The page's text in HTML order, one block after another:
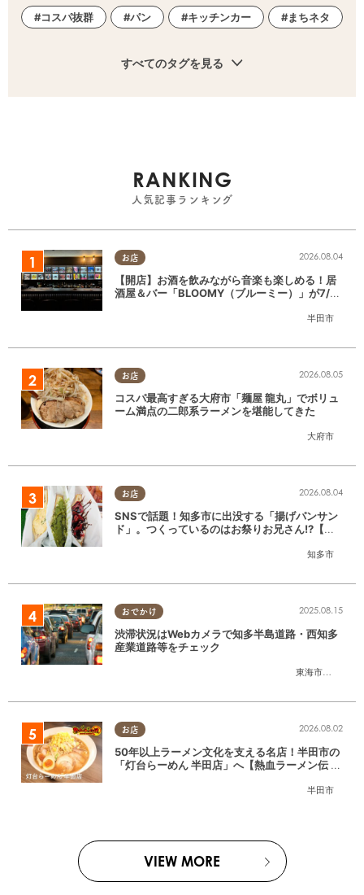
コスパ抜群 パン キッチンカー まちネタ
すべてのタグを見る
RANKING
人気記事ランキング
お店
半田市
2026.08.04
【開店】お酒を飲みながら音楽も楽しめる！居
酒屋＆バー「BLOOMY（ブルーミー）」が7/3
お店
大府市
2026.08.05
コスパ最高すぎる大府市「麺屋 龍丸」でボリュ
ーム満点の二郎系ラーメンを堪能してきた
お店
知多市
2026.08.04
SNSで話題！知多市に出没する「揚げパンサン
ド」。つくっているのはお祭りお兄さん!?【ち
おでかけ
東海市
,大府市
2025.08.15
渋滞状況はWebカメラで知多半島道路・西知多
産業道路等をチェック
お店
半田市
2026.08.02
50年以上ラーメン文化を支える名店！半田市の
「灯台らーめん 半田店」へ【熱血ラーメン伝 8
VIEW MORE